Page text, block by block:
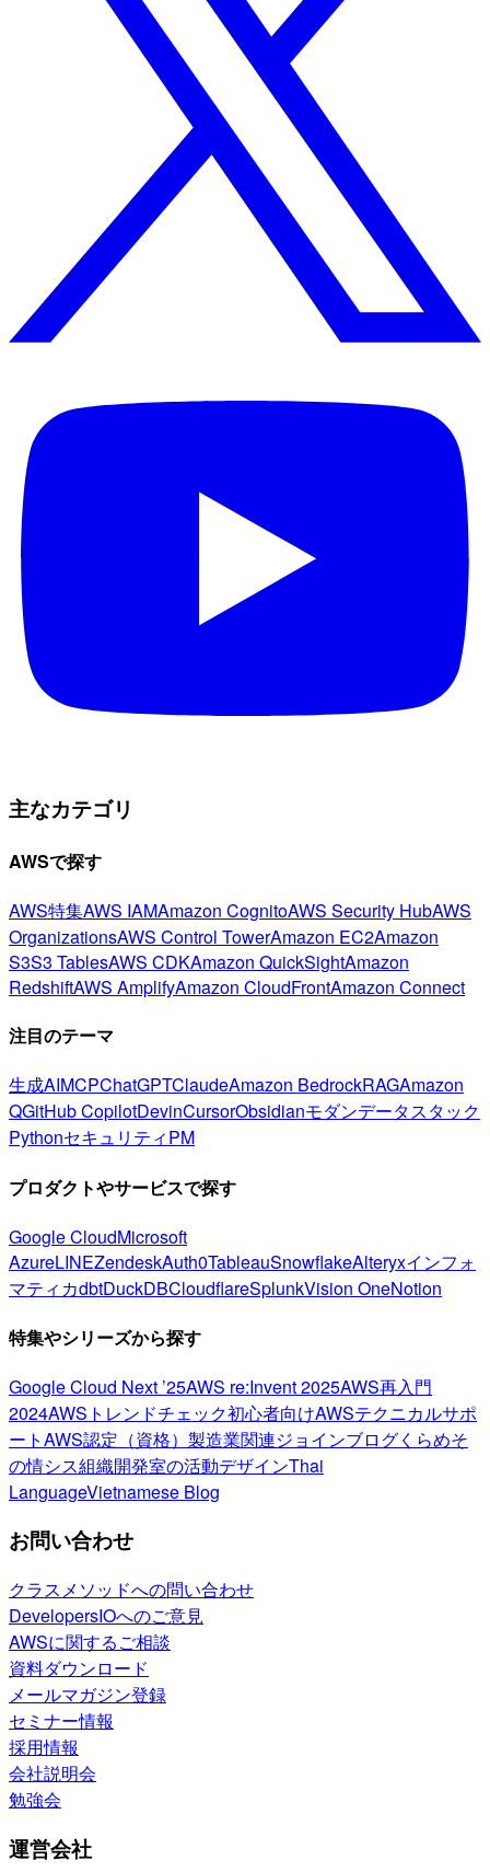
主なカテゴリ
AWSで探す
AWS特集AWS IAMAmazon CognitoAWS Security HubAWS
OrganizationsAWS Control TowerAmazon EC2Amazon
S3S3 TablesAWS CDKAmazon QuickSightAmazon
RedshiftAWS AmplifyAmazon CloudFrontAmazon Connect
注目のテーマ
生成AIMCPChatGPTClaudeAmazon BedrockRAGAmazon
QGitHub CopilotDevinCursorObsidianモダンデータスタック
PythonセキュリティPM
プロダクトやサービスで探す
Google CloudMicrosoft
AzureLINEZendeskAuth0TableauSnowflakeAlteryxインフォ
マティカdbtDuckDBCloudflareSplunkVision OneNotion
特集やシリーズから探す
Google Cloud Next ’25AWS re:Invent 2025AWS再入門
2024AWSトレンドチェック初心者向けAWSテクニカルサポ
ートAWS認定（資格） 製造業関連ジョインブログくらめそ
の情シス組織開発室の活動デザインThai
LanguageVietnamese Blog
お問い合わせ
クラスメソッドへの問い合わせ
DevelopersIOへのご意見
AWSに関するご相談
資料ダウンロード
メールマガジン登録
セミナー情報
採用情報
会社説明会
勉強会
運営会社